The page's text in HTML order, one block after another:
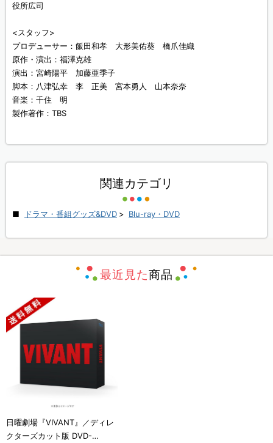
役所広司
<スタッフ>
プロデューサー：飯田和孝 大形美佑葵 橋爪佳織
原作・演出：福澤克雄
演出：宮崎陽平 加藤亜季子
脚本：八津弘幸 李 正美 宮本勇人 山本奈奈
音楽：千住 明
製作著作：TBS
関連カテゴリ
ドラマ・番組グッズ&DVD > Blu-ray・DVD
最近見た商品
日曜劇場『VIVANT』／ディレ
クターズカット版 DVD-